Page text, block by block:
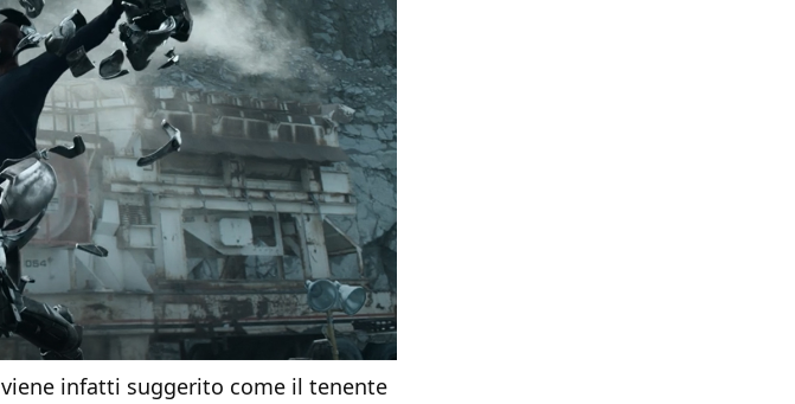
viene infatti suggerito come il tenente